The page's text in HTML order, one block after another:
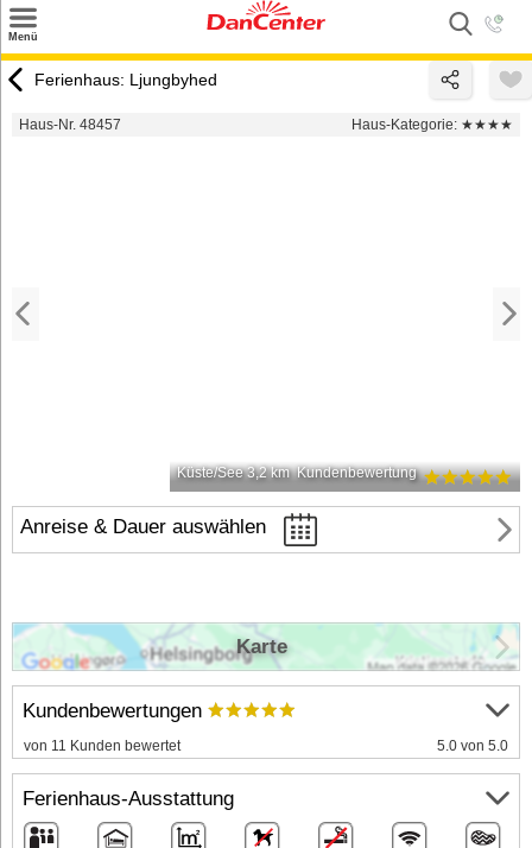
Menü
Urlaubsziele
Ferienhaus: Ljungbyhed
Haus-Nr. 48457 Haus-Kategorie: ★★★★
Küste/See 3,2 km Kundenbewertung
Anreise & Dauer auswählen
Kundenbewertungen
von 11 Kunden bewertet 5.0 von 5.0
Ferienhaus-Ausstattung
Karte